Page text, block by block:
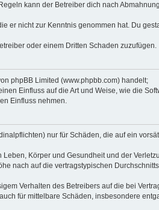
kann der Betreiber dich nach
er nicht zur Kenntnis genommen hat. Du
oder einem Dritten Schaden zuzufügen.
phpBB Limited (www.phpbb.com) handelt;
Einfluss auf die Art und Weise, wie die
Einfluss nehmen.
nur für Schäden, die auf ein
Körper und Gesundheit und der
nach auf die vertragstypischen
Verhalten des Betreibers auf die bei
für mittelbare Schäden, insbesondere